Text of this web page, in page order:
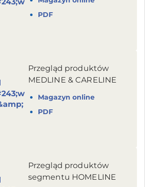
PDF
Przegląd produktów
MEDLINE & CARELINE
Magazyn online
PDF
Przegląd produktów
segmentu HOMELINE